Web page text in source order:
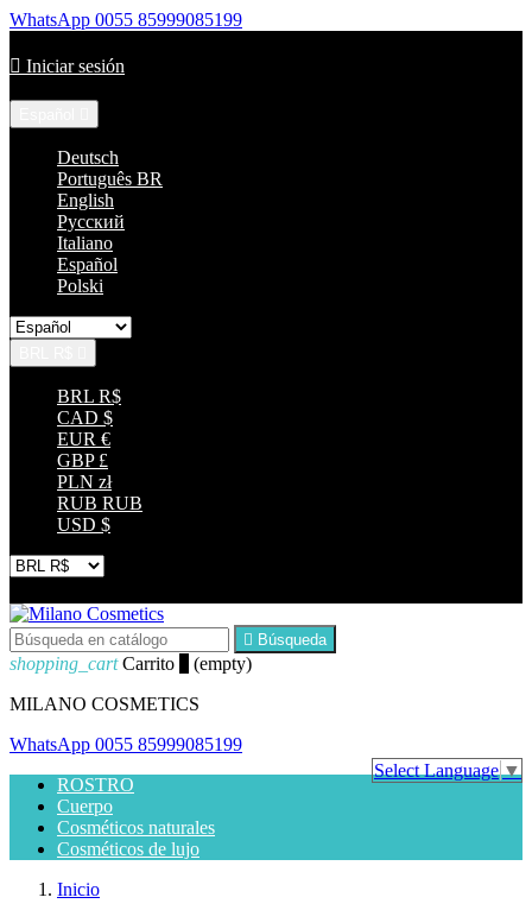
WhatsApp 0055 85999085199
 Iniciar sesión
Deutsch
Português BR
English
Русский
Italiano
Español
Polski
BRL R$
CAD $
EUR €
GBP £
PLN zł
RUB RUB
USD $
 Búsqueda
shopping_cart Carrito
(empty)
MILANO COSMETICS
WhatsApp 0055 85999085199
Select Language▼
ROSTRO
Cuerpo
Cosméticos naturales
Cosméticos de lujo
Inicio